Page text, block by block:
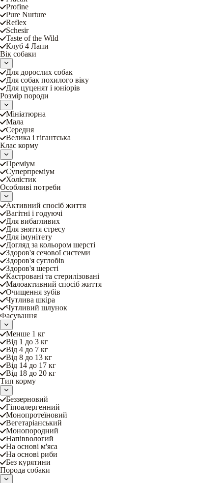
Profine
Pure Nurture
Reflex
Schesir
Taste of the Wild
Клуб 4 Лапи
Вік собаки
Для дорослих собак
Для собак похилого віку
Для цуценят і юніорів
Розмір породи
Мініатюрна
Мала
Середня
Велика і гігантська
Клас корму
Преміум
Суперпреміум
Холістик
Особливі потреби
Активний спосіб життя
Вагітні і годуючі
Для вибагливих
Для зняття стресу
Для імунітету
Догляд за кольором шерсті
Здоров'я сечової системи
Здоров'я суглобів
Здоров'я шерсті
Кастровані та стерилізовані
Малоактивний спосіб життя
Очищення зубів
Чутлива шкіра
Чутливий шлунок
Фасування
Менше 1 кг
Від 1 до 3 кг
Від 4 до 7 кг
Від 8 до 13 кг
Від 14 до 17 кг
Від 18 до 20 кг
Тип корму
Беззерновий
Гіпоалергенний
Монопротеїновий
Вегетаріанський
Монопородний
Напіввологий
На основі м'яса
На основі риби
Без курятини
Порода собаки